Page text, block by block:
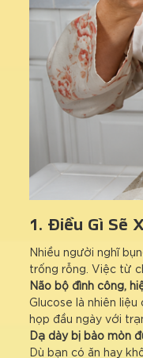
1. Điều Gì Sẽ
Nhiều người nghĩ
trống rỗng. Việc từ
Não bộ đình công,
Glucose là nhiên
họp đầu ngày với
Dạ dày bị bào mòn
Dù bạn có ăn hay